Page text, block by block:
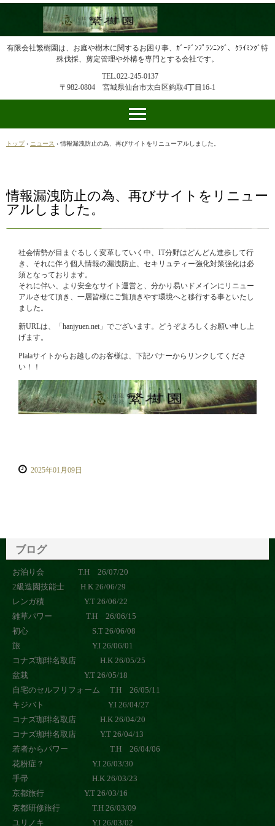
有限会社繁樹園は、お庭や樹木に関するお困り事、ｶﾞｰﾃﾞﾝﾌﾟﾗﾝﾆﾝｸﾞ、ｸﾗｲﾐﾝｸﾞ特
殊伐採、剪定管理や外構を専門とする会社です。
TEL.022-245-0137
〒982-0804 宮城県仙台市太白区鈎取4丁目16-1
トップ › ニュース › 情報漏洩防止の為、再びサイトをリニューアルしました。
情報漏洩防止の為、再びサイトをリニュー
アルしました。
社会情勢が目まぐるしく変革していく中、IT分野はどんどん進歩して行
き、それに伴う個人情報の漏洩防止、セキリュティー強化対策強化は必
須となっております。
それに伴い、より安全なサイト運営と、分かり易いドメインにリニュー
アルさせて頂き、一層皆様にご覧頂きやす環境へと移行する事といたし
ました。
新URLは、「hanjyuen.net」でございます。どうぞよろしくお願い申し上
げます。
Plalaサイトからお越しのお客様は、下記バナーからリンクしてくださ
い！！
2025年01月09日
ブログ
お泊り会 T.H 26/07/20
2級造園技能士 H.K 26/06/29
レンガ積 Y.T 26/06/22
雑草パワー T.H 26/06/15
初心 S.T 26/06/08
旅 Y.I 26/06/01
コナズ珈琲名取店 H.K 26/05/25
盆栽 Y.T 26/05/18
自宅のセルフリフォーム T.H 26/05/11
キジバト Y.I 26/04/27
コナズ珈琲名取店 H.K 26/04/20
コナズ珈琲名取店 Y.T 26/04/13
若者からパワー T.H 26/04/06
花粉症？ Y.I 26/03/30
手帚 H.K 26/03/23
京都旅行 Y.T 26/03/16
京都研修旅行 T.H 26/03/09
ユリノキ Y.I 26/03/02